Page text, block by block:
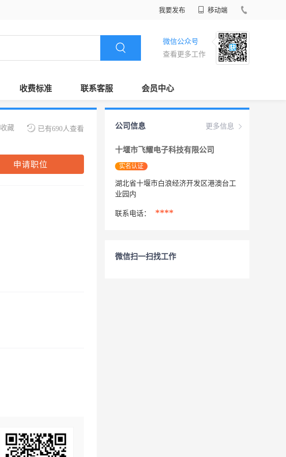
我要发布 移动端
微信公众号
查看更多工作
收费标准 联系客服 会员中心
已有690人查看
收藏
申请职位
更多信息
公司信息
十堰市飞耀电子科技有限公司
实名认证
湖北省十堰市白浪经济开发区港澳台工
业园内
联系电话： ****
微信扫一扫找工作